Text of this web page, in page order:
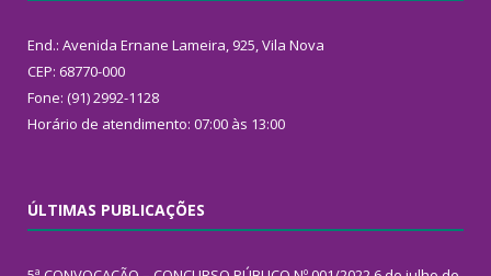
End.: Avenida Ernane Lameira, 925, Vila Nova
CEP: 68770-000
Fone: (91) 2992-1128
Horário de atendimento: 07:00 às 13:00
ÚLTIMAS PUBLICAÇÕES